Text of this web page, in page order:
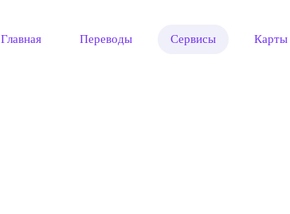
Главная Переводы Сервисы Карты